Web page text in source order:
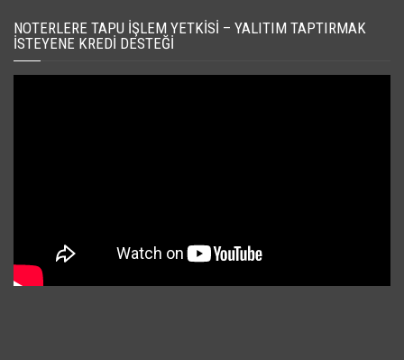
NOTERLERE TAPU İŞLEM YETKISI – YALITIM TAPTIRMAK
İSTEYENE KREDI DESTEĞI